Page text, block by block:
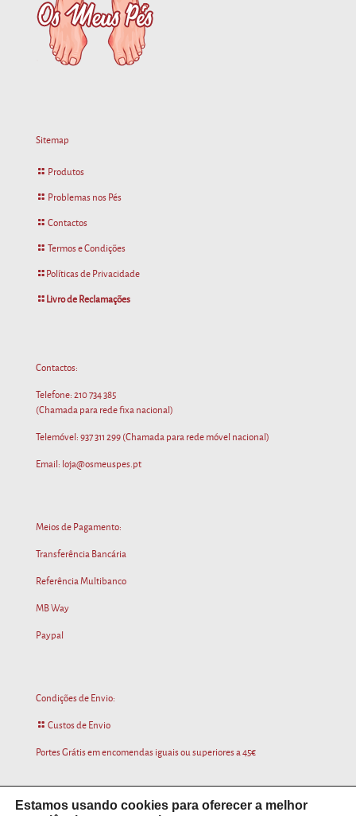
Sitemap
Produtos
Problemas nos Pés
Contactos
Termos e Condições
Políticas de Privacidade
Livro de Reclamações
Contactos:
Telefone: 210 734 385
(Chamada para rede fixa nacional)
Telemóvel: 937 311 299 (Chamada para rede móvel nacional)
Email: loja@osmeuspes.pt
Meios de Pagamento:
Transferência Bancária
Referência Multibanco
MB Way
Paypal
Condições de Envio:
Custos de Envio
Portes Grátis em encomendas iguais ou superiores a 45€
Estamos usando cookies para oferecer a melhor